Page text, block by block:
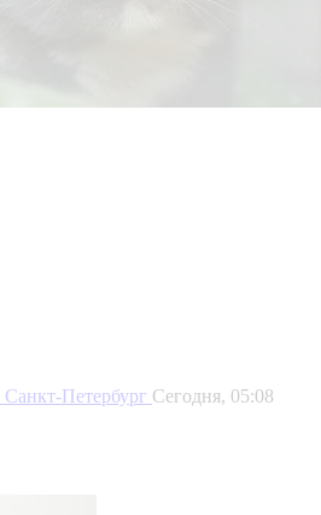
Санкт-Петербург Сегодня, 05:08